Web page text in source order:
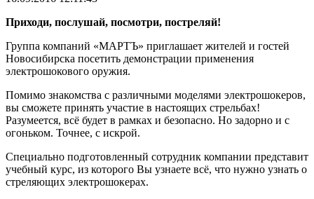
Приходи, послушай, посмотри, постреляй!
Группа компаний «МАРТЪ» приглашает жителей и гостей
Новосибирска посетить демонстрации применения
электрошокового оружия.
Помимо знакомства с различными моделями электрошокеров,
вы сможете принять участие в настоящих стрельбах!
Разумеется, всё будет в рамках и безопасно. Но задорно и с
огоньком. Точнее, с искрой.
Специально подготовленный сотрудник компании представит
учебный курс, из которого Вы узнаете всё, что нужно узнать о
стреляющих электрошокерах.